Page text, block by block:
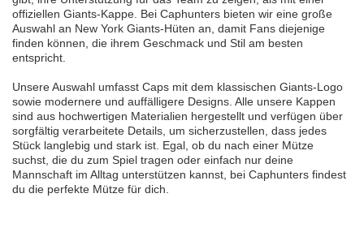
offiziellen Giants-Kappe. Bei Caphunters bieten wir eine große
Auswahl an New York Giants-Hüten an, damit Fans diejenige
finden können, die ihrem Geschmack und Stil am besten
entspricht.
Unsere Auswahl umfasst Caps mit dem klassischen Giants-Logo
sowie modernere und auffälligere Designs. Alle unsere Kappen
sind aus hochwertigen Materialien hergestellt und verfügen über
sorgfältig verarbeitete Details, um sicherzustellen, dass jedes
Stück langlebig und stark ist. Egal, ob du nach einer Mütze
suchst, die du zum Spiel tragen oder einfach nur deine
Mannschaft im Alltag unterstützen kannst, bei Caphunters findest
du die perfekte Mütze für dich.